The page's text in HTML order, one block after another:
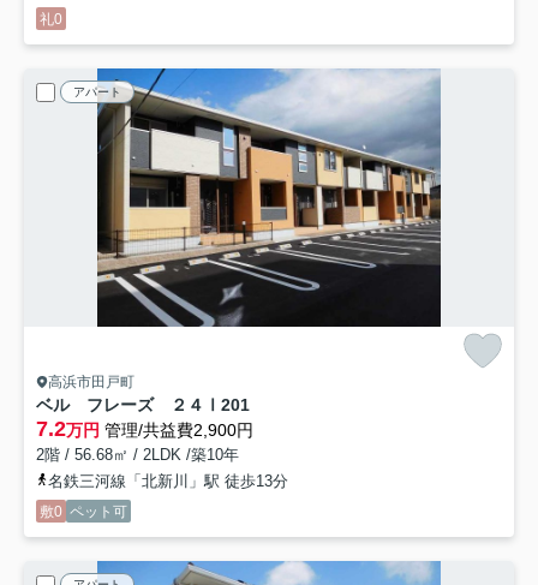
礼0
アパート
高浜市田戸町
ベル フレーズ ２４Ⅰ 201
7.2万円 管理/共益費2,900円
2階 / 56.68㎡ / 2LDK /築10年
名鉄三河線「北新川」駅 徒歩13分
敷0 ペット可